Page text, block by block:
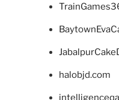
halobjd.com